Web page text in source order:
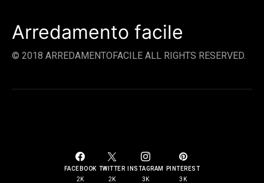
Arredamento facile
© 2018 ARREDAMENTOFACILE ALL RIGHTS RESERVED.
FACEBOOK
2K
TWITTER
2K
INSTAGRAM
3K
PINTEREST
3K